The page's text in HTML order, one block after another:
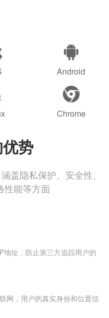
Android
Chrome
势
盖隐私保护、安全性、
性能等方面
地址，防止第三方追踪用户的
网，用户的真实身份和位置信